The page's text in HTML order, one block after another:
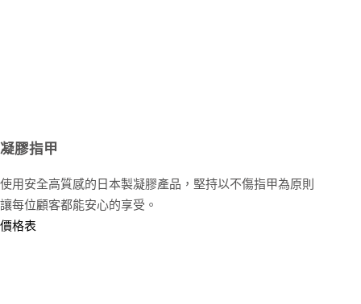
凝膠指甲
使用安全高質感的日本製凝膠產品，堅持以不傷指甲為原則
讓每位顧客都能安心的享受。
價格表